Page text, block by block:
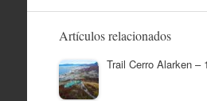
Artículos relacionados
Trail Cerro Alarken –